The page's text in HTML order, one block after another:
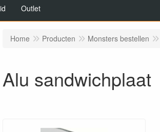
Outlet
Home Producten Monsters bestellen
Alu sandwichplaat